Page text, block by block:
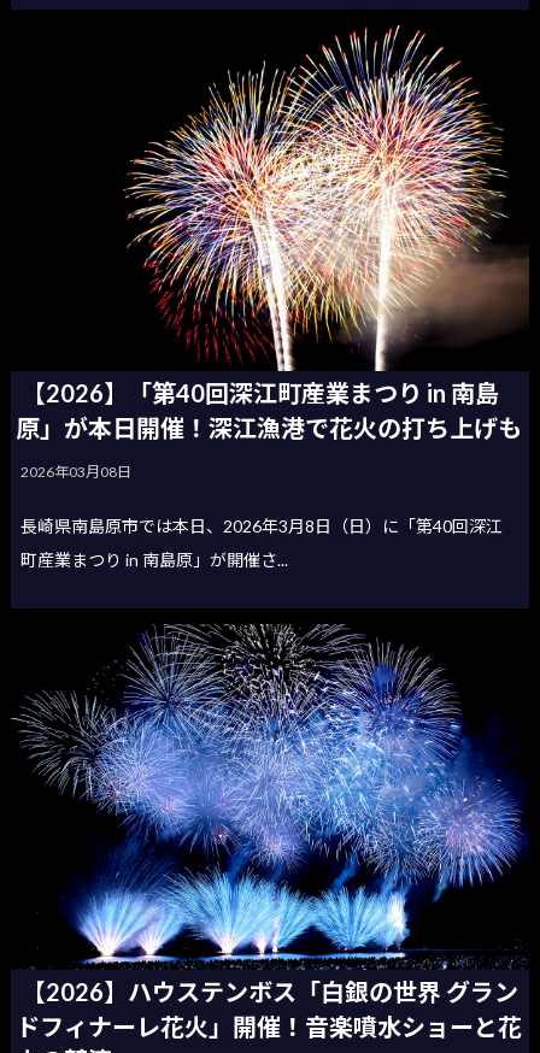
【2026】「第40回深江町産業まつり in 南島
原」が本日開催！深江漁港で花火の打ち上げも
2026年03月08日
長崎県南島原市では本日、2026年3月8日（日）に「第40回深江
町産業まつり in 南島原」が開催さ...
【2026】ハウステンボス「白銀の世界 グラン
ドフィナーレ花火」開催！音楽噴水ショーと花